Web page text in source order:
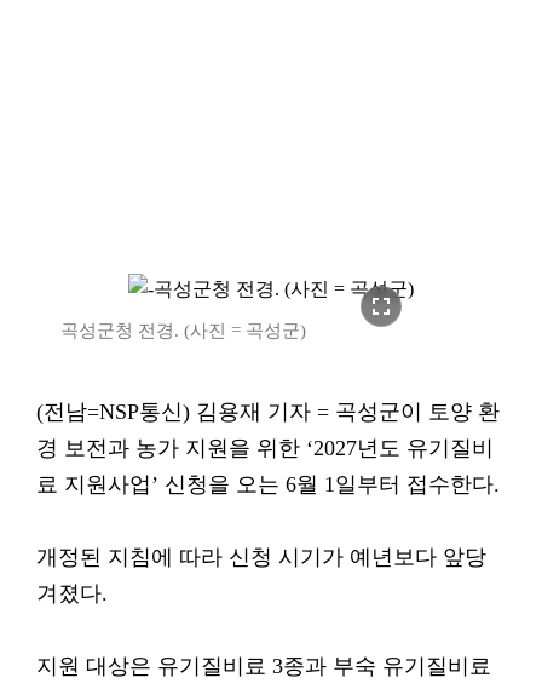
fullscreen
곡성군청 전경. (사진 = 곡성군)
(전남=NSP통신) 김용재 기자 = 곡성군이 토양 환
경 보전과 농가 지원을 위한 ‘2027년도 유기질비
료 지원사업’ 신청을 오는 6월 1일부터 접수한다.
개정된 지침에 따라 신청 시기가 예년보다 앞당
겨졌다.
지원 대상은 유기질비료 3종과 부숙 유기질비료